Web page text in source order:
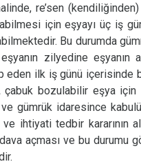
re’sen
için eşyayı üç iş
Bu durumda
zilyedine eşyanın
eden ilk iş günü içerisinde
çabuk bozulabilir eşya
ve gümrük idaresince
ve ihtiyati tedbir kararının
açması ve bu durumu